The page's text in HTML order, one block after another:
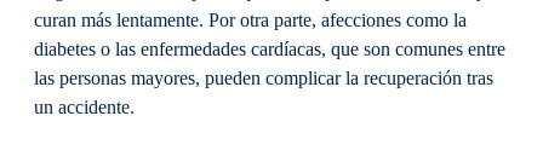
curan más lentamente. Por otra parte, afecciones como la
diabetes o las enfermedades cardíacas, que son comunes entre
las personas mayores, pueden complicar la recuperación tras
un accidente.